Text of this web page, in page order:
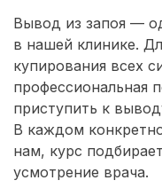
Вывод из запоя —
в нашей клинике.
купирования всех
профессиональная
приступить к
В каждом
нам, курс
усмотрение врача.